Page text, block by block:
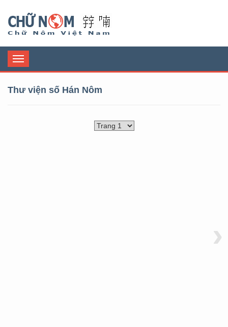
Toggle
navigation
Thư viện số Hán Nôm
›